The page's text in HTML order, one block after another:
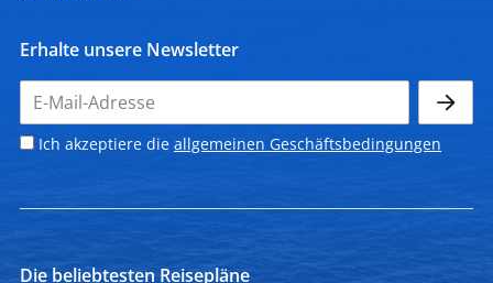
Erhalte unsere Newsletter
Ich akzeptiere die allgemeinen Geschäftsbedingungen
Die beliebtesten Reisepläne